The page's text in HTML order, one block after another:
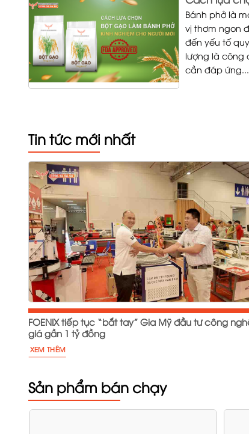
Bánh phở là
vị thơm ngon
đến yếu tố
lượng là công
cần đáp ứng...
Tin tức mới nhất
FOENIX tiếp tục “bắt tay” Gia Mỹ đầu tư công
giá gần 1 tỷ đồng
XEM THÊM
Sản phẩm bán chạy